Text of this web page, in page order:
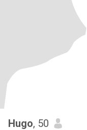
Hugo, 50